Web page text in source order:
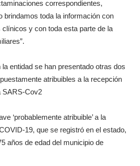
correspondientes,
brindamos toda la información con
y con toda esta parte de la
entidad se han presentado otras dos
atribuibles a la recepción
SARS-Cov2
‘probablemente atribuible’ a la
19, que se registró en el estado,
años de edad del municipio de